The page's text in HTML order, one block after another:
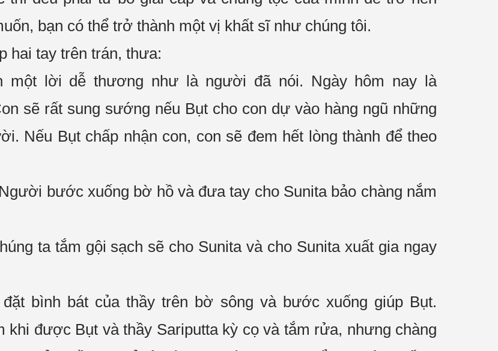
bạn có thể trở thành một vị khất sĩnhư chúng tôi.
hai tay trên trán, thưa:
một lời dễ thương như là người đã nói. Ngày hôm nay là
sẽ rất sung sướng nếu Bụt cho con dự vào hàng ngũ những
Nếu Bụt chấp nhận con, con sẽ đem hết lòng thành để theo
bước xuống bờ hồ và đưa tay cho Sunita bảo chàng nắm
tatắm gội sạch sẽ cho Sunita và cho Sunitaxuất giangay
bình bátcủa thầy trên bờ sông và bước xuống giúp Bụt.
khi được Bụt và thầy Sariputta kỳ cọ và tắm rửa, nhưng chàng